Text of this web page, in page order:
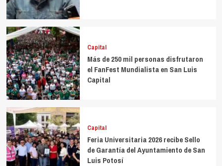
Capital
Más de 250 mil personas disfrutaron
el FanFest Mundialista en San Luis
Capital
Capital
Feria Universitaria 2026 recibe Sello
de Garantía del Ayuntamiento de San
Luis Potosí